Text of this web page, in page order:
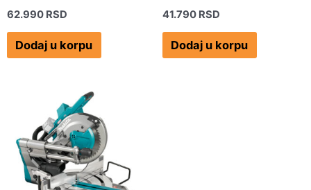
62.990 RSD
Dodaj u korpu
41.790 RSD
Dodaj u korpu